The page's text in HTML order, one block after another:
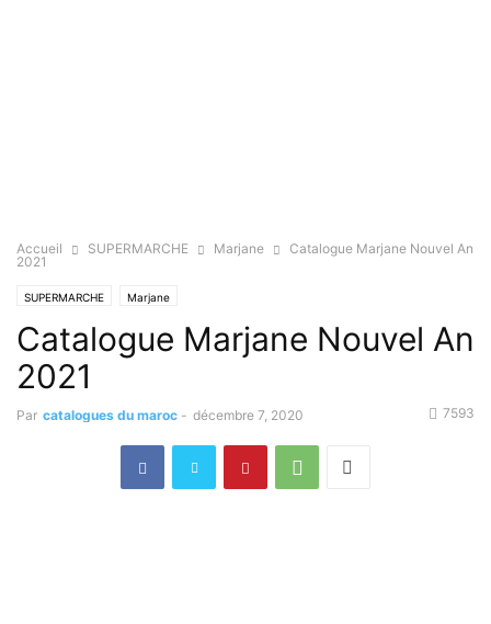
Accueil SUPERMARCHE Marjane
Catalogue Marjane Nouvel An
2021
SUPERMARCHE Marjane
Catalogue Marjane Nouvel An
2021
Par catalogues du maroc - décembre 7, 2020 7593